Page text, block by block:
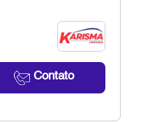
Contato